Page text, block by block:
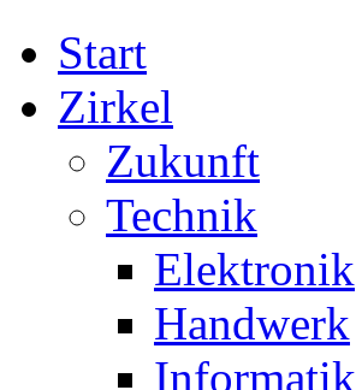
Start
Zirkel
Zukunft
Technik
Elektronik
Handwerk
Informatik